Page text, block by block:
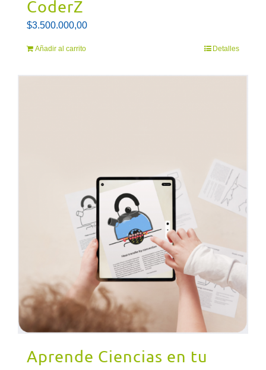
CoderZ
$3.500.000,00
Añadir al carrito Detalles
Aprende Ciencias en tu